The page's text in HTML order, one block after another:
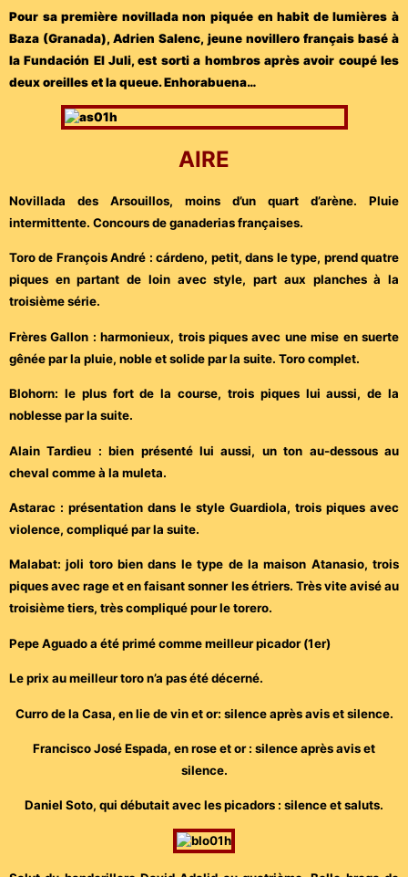
Pour sa première novillada non piquée en habit de lumières à
Baza (Granada), Adrien Salenc, jeune novillero français basé à
la Fundación El Juli, est sorti a hombros après avoir coupé les
deux oreilles et la queue. Enhorabuena…
AIRE
Novillada des Arsouillos, moins d’un quart d’arène. Pluie
intermittente. Concours de ganaderias françaises.
Toro de François André : cárdeno, petit, dans le type, prend quatre
piques en partant de loin avec style, part aux planches à la
troisième série.
Frères Gallon : harmonieux, trois piques avec une mise en suerte
gênée par la pluie, noble et solide par la suite. Toro complet.
Blohorn: le plus fort de la course, trois piques lui aussi, de la
noblesse par la suite.
Alain Tardieu : bien présenté lui aussi, un ton au-dessous au
cheval comme à la muleta.
Astarac : présentation dans le style Guardiola, trois piques avec
violence, compliqué par la suite.
Malabat: joli toro bien dans le type de la maison Atanasio, trois
piques avec rage et en faisant sonner les étriers. Très vite avisé au
troisième tiers, très compliqué pour le torero.
Pepe Aguado a été primé comme meilleur picador (1er)
Le prix au meilleur toro n’a pas été décerné.
Curro de la Casa, en lie de vin et or: silence après avis et silence.
Francisco José Espada, en rose et or : silence après avis et
silence.
Daniel Soto, qui débutait avec les picadors : silence et saluts.